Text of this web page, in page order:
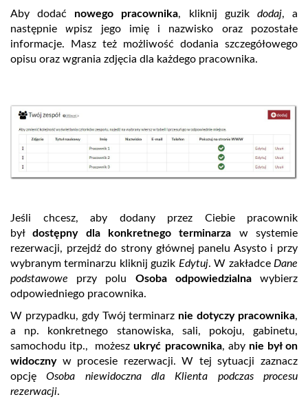
Aby dodać nowego pracownika, kliknij guzik dodaj, a
następnie wpisz jego imię i nazwisko oraz pozostałe
informacje. Masz też możliwość dodania szczegółowego
opisu oraz wgrania zdjęcia dla każdego pracownika.
Jeśli chcesz, aby dodany przez Ciebie pracownik
byłdostępny dla konkretnego terminarza w systemie
rezerwacji, przejdź do strony głównej panelu Asysto i przy
wybranym terminarzu kliknij guzik Edytuj. W zakładceDane
podstawowe przy polu Osoba odpowiedzialnawybierz
odpowiedniego pracownika.
W przypadku, gdy Twój terminarz nie dotyczy pracownika,
a np. konkretnego stanowiska, sali, pokoju, gabinetu,
samochodu itp., możeszukryć pracownika, aby nie był on
widocznyw procesie rezerwacji. W tej sytuacji zaznacz
opcjęOsoba niewidoczna dla Klienta podczas procesu
rezerwacji.